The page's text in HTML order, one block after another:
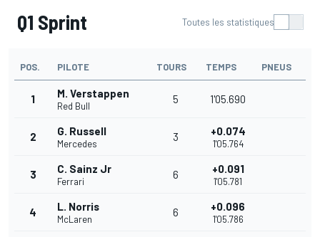
Q1 Sprint Toutes les statistiques
POS. PILOTE TOURS TEMPS PNEUS
1 M. Verstappen
Red Bull
5 1'05.690
2 G. Russell
Mercedes
3 +0.074
1'05.764
3 C. Sainz Jr
Ferrari
6 +0.091
1'05.781
4 L. Norris
McLaren
6 +0.096
1'05.786